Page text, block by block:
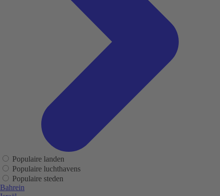
Populaire landen
Populaire luchthavens
Populaire steden
Bahrein